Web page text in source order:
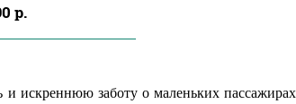
р.
и искреннюю заботу о маленьких